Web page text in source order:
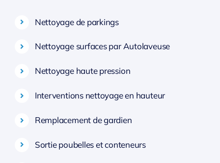
Nettoyage de parkings
Nettoyage surfaces par Autolaveuse
Nettoyage haute pression
Interventions nettoyage en hauteur
Remplacement de gardien
Sortie poubelles et conteneurs